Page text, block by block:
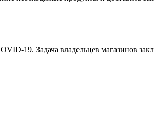
19. Задача владельцев магазинов